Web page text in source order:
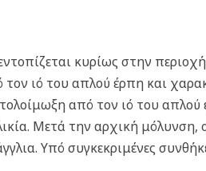
κυρίως στην
ιό του απλού έρπη και
από τον ιό του απλού
Μετά την αρχική μόλυνση, ο
Υπό συγκεκριμένες